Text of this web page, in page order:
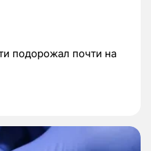
подорожал почти на